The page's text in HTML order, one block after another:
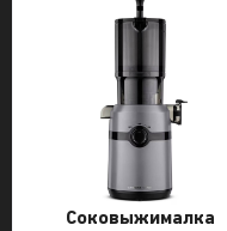
Соковыжималка